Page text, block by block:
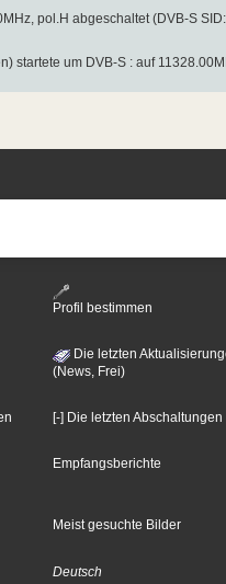
pol.H abgeschaltet (DVB-S
startete um DVB-S : auf
Profil bestimmen
Die letzten
(News, Frei)
[-] Die letzten Abschaltungen
Empfangsberichte
Meist gesuchte Bilder
Deutsch